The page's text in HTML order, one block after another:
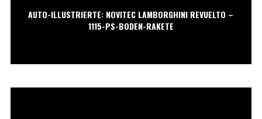
AUTO-ILLUSTRIERTE: NOVITEC LAMBORGHINI REVUELTO –
1115-PS-BODEN-RAKETE